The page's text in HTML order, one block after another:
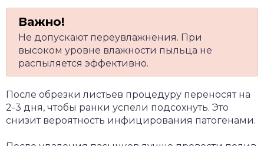
Не допускают переувлажнения. При
высоком уровне влажности пыльца не
распыляется эффективно.
После обрезки листьев процедуру переносят на
2-3 дня, чтобы ранки успели подсохнуть. Это
снизит вероятность инфицирования патогенами.